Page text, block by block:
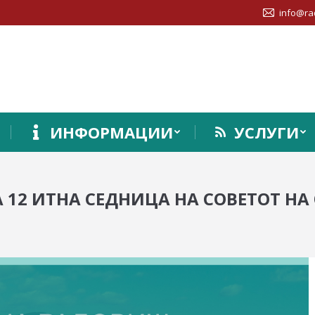
ИНФОРМАЦИИ УСЛУГИ
12 ИТНА СЕДНИЦА НА СОВЕТОТ